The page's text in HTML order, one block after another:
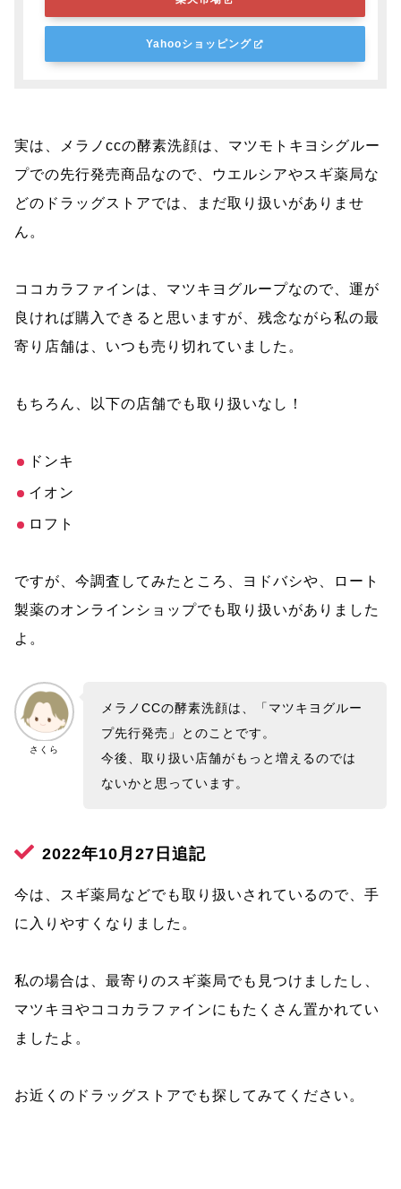
Yahooショッピング
実は、メラノccの酵素洗顔は、マツモトキヨシグルー
プでの先行発売商品なので、ウエルシアやスギ薬局な
どのドラッグストアでは、まだ取り扱いがありませ
ん。
ココカラファインは、マツキヨグループなので、運が
良ければ購入できると思いますが、残念ながら私の最
寄り店舗は、いつも売り切れていました。
もちろん、以下の店舗でも取り扱いなし！
ドンキ
イオン
ロフト
ですが、今調査してみたところ、ヨドバシや、ロート
製薬のオンラインショップでも取り扱いがありました
よ。
さくら
メラノCCの酵素洗顔は、「マツキヨグルー
プ先行発売」とのことです。
今後、取り扱い店舗がもっと増えるのでは
ないかと思っています。
2022年10月27日追記
今は、スギ薬局などでも取り扱いされているので、手
に入りやすくなりました。
私の場合は、最寄りのスギ薬局でも見つけましたし、
マツキヨやココカラファインにもたくさん置かれてい
ましたよ。
お近くのドラッグストアでも探してみてください。